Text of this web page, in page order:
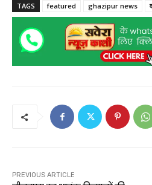
TAGS featured ghazipur news
PREVIOUS ARTICLE